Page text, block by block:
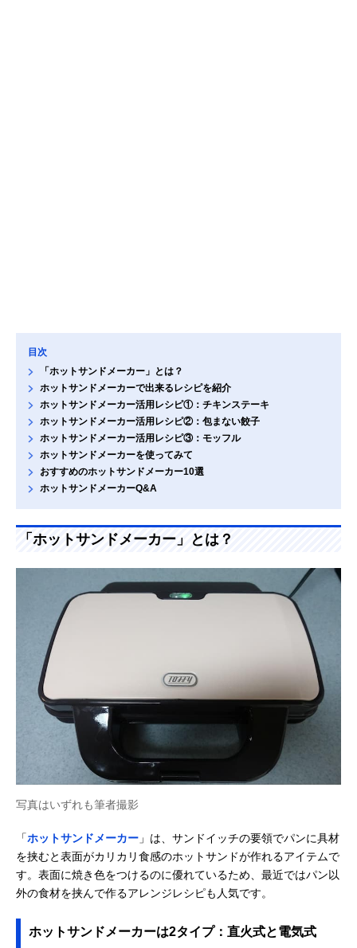
目次
「ホットサンドメーカー」とは？
ホットサンドメーカーで出来るレシピを紹介
ホットサンドメーカー活用レシピ①：チキンステーキ
ホットサンドメーカー活用レシピ②：包まない餃子
ホットサンドメーカー活用レシピ③：モッフル
ホットサンドメーカーを使ってみて
おすすめのホットサンドメーカー10選
ホットサンドメーカーQ&A
「ホットサンドメーカー」とは？
写真はいずれも筆者撮影
「ホットサンドメーカー 」は、サンドイッチの要領でパンに具材
を挟むと表面がカリカリ食感のホットサンドが作れるアイテムで
す。表面に焼き色をつけるのに優れているため、最近ではパン以
外の食材を挟んで作るアレンジレシピも人気です。
ホットサンドメーカーは2タイプ：直火式と電気式